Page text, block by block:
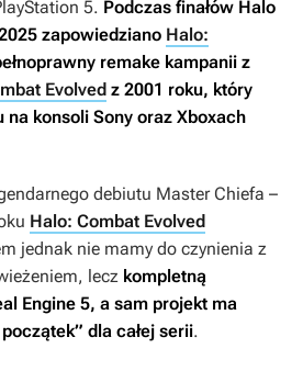
5. Podczas finałów Halo
zapowiedziano Halo:
remake kampanii z
Evolved z 2001 roku, który
na konsoli Sony oraz Xboxach
debiutu Master Chiefa –
Halo: Combat Evolved
jednak nie mamy do czynienia z
lecz kompletną
Engine 5, a sam projekt ma
dla całej serii.